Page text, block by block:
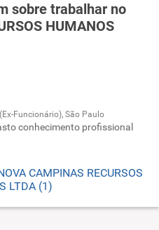
sobre trabalhar no
HUMANOS
Funcionário), São Paulo
conhecimento profissional
CAMPINAS RECURSOS
LTDA (1)